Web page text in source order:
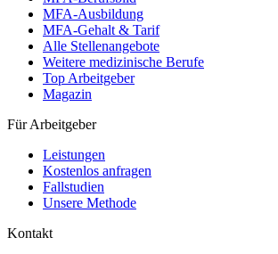
MFA-Ausbildung
MFA-Gehalt & Tarif
Alle Stellenangebote
Weitere medizinische Berufe
Top Arbeitgeber
Magazin
Für Arbeitgeber
Leistungen
Kostenlos anfragen
Fallstudien
Unsere Methode
Kontakt